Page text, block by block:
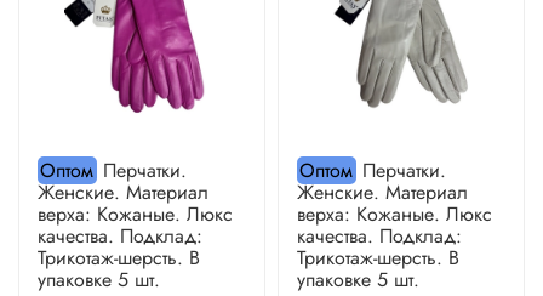
ОптомПерчатки.
Женские. Материал
верха: Кожаные. Люкс
качества. Подклад:
Трикотаж-шерсть. В
упаковке 5 шт.
ОптомПерчатки.
Женские. Материал
верха: Кожаные. Люкс
качества. Подклад:
Трикотаж-шерсть. В
упаковке 5 шт.